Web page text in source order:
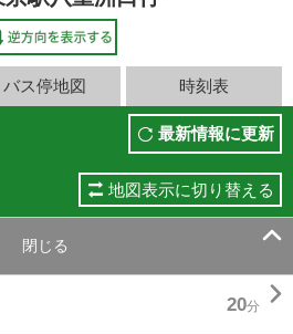
バス停地図 時刻表
最新情報に更新
地図表示に切り替える
閉じる 
20分 